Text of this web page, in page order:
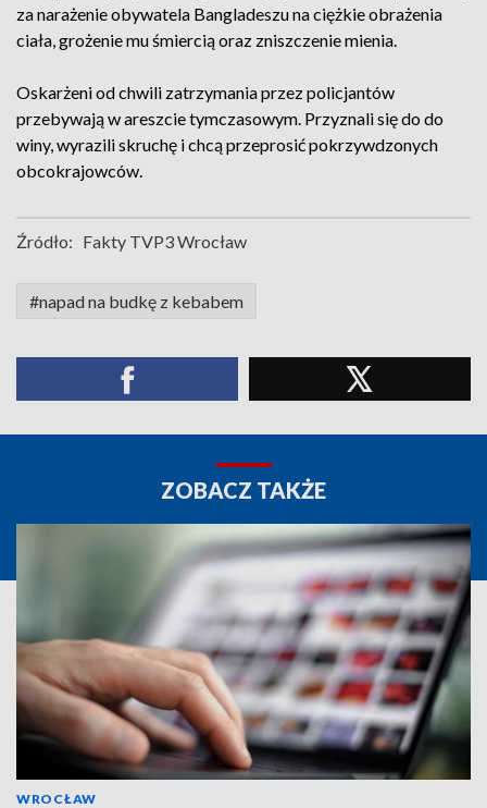
za narażenie obywatela Bangladeszu na ciężkie obrażenia
ciała, grożenie mu śmiercią oraz zniszczenie mienia.
Oskarżeni od chwili zatrzymania przez policjantów
przebywają w areszcie tymczasowym. Przyznali się do do
winy, wyrazili skruchę i chcą przeprosić pokrzywdzonych
obcokrajowców.
Źródło: Fakty TVP3 Wrocław
#napad na budkę z kebabem
ZOBACZ TAKŻE
WROCŁAW